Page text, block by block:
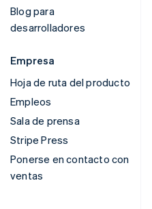
Blog para
desarrolladores
Empresa
Hoja de ruta del producto
Empleos
Sala de prensa
Stripe Press
Ponerse en contacto con
ventas